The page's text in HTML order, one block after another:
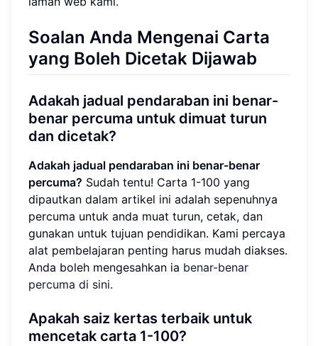
Soalan Anda Mengenai Carta
yang Boleh Dicetak Dijawab
Adakah jadual pendaraban ini benar-
benar percuma untuk dimuat turun
dan dicetak?
Adakah jadual pendaraban ini benar-benar
percuma? Sudah tentu! Carta 1-100 yang
dipautkan dalam artikel ini adalah sepenuhnya
percuma untuk anda muat turun, cetak, dan
gunakan untuk tujuan pendidikan. Kami percaya
alat pembelajaran penting harus mudah diakses.
Anda boleh mengesahkan ia benar-benar
percuma di sini.
Apakah saiz kertas terbaik untuk
mencetak carta 1-100?